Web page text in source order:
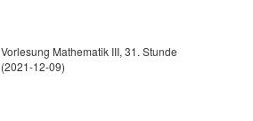
Vorlesung Mathematik III, 31. Stunde
(2021-12-09)